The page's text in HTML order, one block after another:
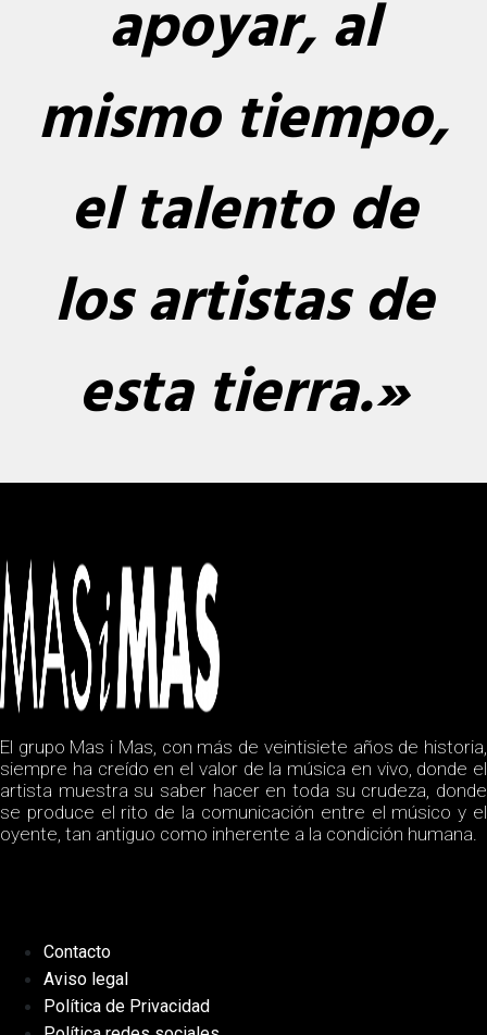
apoyar, al
mismo tiempo,
el talento de
los artistas de
esta tierra.»
El grupo Mas i Mas, con más de veintisiete años de historia,
siempre ha creído en el valor de la música en vivo, donde el
artista muestra su saber hacer en toda su crudeza, donde
se produce el rito de la comunicación entre el músico y el
oyente, tan antiguo como inherente a la condición humana.
Contacto
Aviso legal
Política de Privacidad